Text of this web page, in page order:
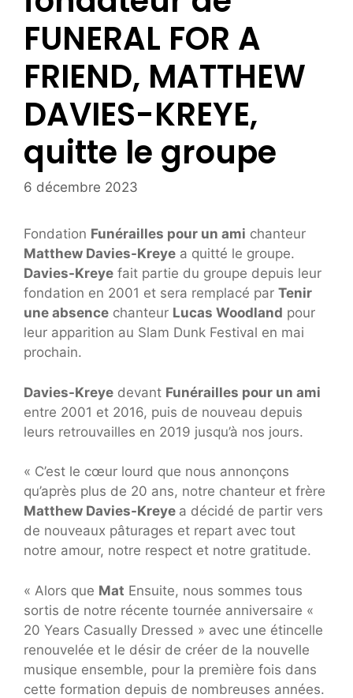
FUNERAL FOR A
FRIEND, MATTHEW
DAVIES-KREYE,
quitte le groupe
6 décembre 2023
Fondation Funérailles pour un ami chanteur
Matthew Davies-Kreye a quitté le groupe.
Davies-Kreye fait partie du groupe depuis leur
fondation en 2001 et sera remplacé par Tenir
une absence chanteur Lucas Woodland pour
leur apparition au Slam Dunk Festival en mai
prochain.
Davies-Kreye devant Funérailles pour un ami
entre 2001 et 2016, puis de nouveau depuis
leurs retrouvailles en 2019 jusqu’à nos jours.
« C’est le cœur lourd que nous annonçons
qu’après plus de 20 ans, notre chanteur et frère
Matthew Davies-Kreye a décidé de partir vers
de nouveaux pâturages et repart avec tout
notre amour, notre respect et notre gratitude.
« Alors que Mat Ensuite, nous sommes tous
sortis de notre récente tournée anniversaire «
20 Years Casually Dressed » avec une étincelle
renouvelée et le désir de créer de la nouvelle
musique ensemble, pour la première fois dans
cette formation depuis de nombreuses années.